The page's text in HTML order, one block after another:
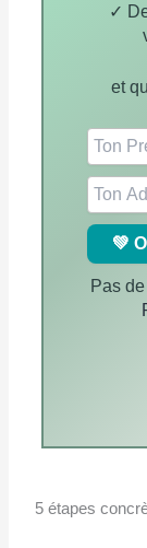
✓
et
Pas
5 étapes